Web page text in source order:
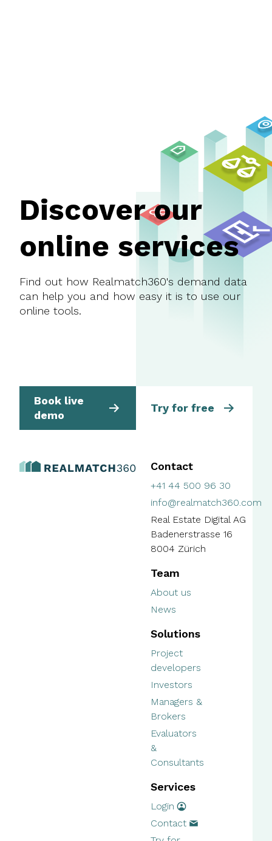
Discover our
online services
Find out how Realmatch360's demand data
can help you and how easy it is to use our
online tools.
Book live
demo
Try for free
Contact
+41 44 500 96 30
info@realmatch360.com
Real Estate Digital AG
Badenerstrasse 16
8004 Zürich
Team
About us
News
Solutions
Project
developers
Investors
Managers &
Brokers
Evaluators
&
Consultants
Services
Login
Contact